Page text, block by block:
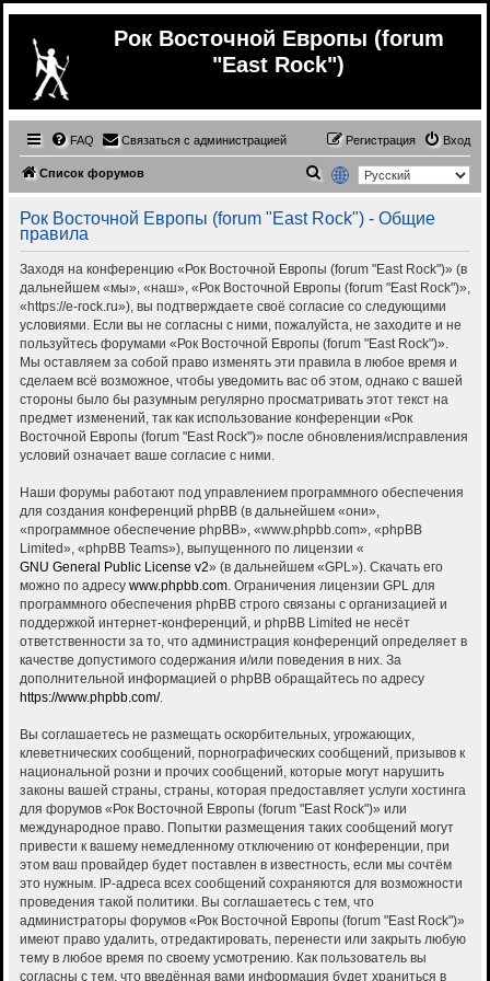
Рок Восточной Европы (forum
"East Rock")
FAQ Связаться с администрацией Вход
Регистрация
Список форумов
и
с
к
Рок Восточной Европы (forum "East Rock") - Общие
правила
Заходя на конференцию «Рок Восточной Европы (forum "East Rock")» (в
дальнейшем «мы», «наш», «Рок Восточной Европы (forum "East Rock")»,
«https://e-rock.ru»), вы подтверждаете своё согласие со следующими
условиями. Если вы не согласны с ними, пожалуйста, не заходите и не
пользуйтесь форумами «Рок Восточной Европы (forum "East Rock")».
Мы оставляем за собой право изменять эти правила в любое время и
сделаем всё возможное, чтобы уведомить вас об этом, однако с вашей
стороны было бы разумным регулярно просматривать этот текст на
предмет изменений, так как использование конференции «Рок
Восточной Европы (forum "East Rock")» после обновления/исправления
условий означает ваше согласие с ними.
Наши форумы работают под управлением программного обеспечения
для создания конференций phpBB (в дальнейшем «они»,
«программное обеспечение phpBB», «www.phpbb.com», «phpBB
Limited», «phpBB Teams»), выпущенного по лицензии «
GNU General Public License v2» (в дальнейшем «GPL»). Скачать его
можно по адресу www.phpbb.com. Ограничения лицензии GPL для
программного обеспечения phpBB строго связаны с организацией и
поддержкой интернет-конференций, и phpBB Limited не несёт
ответственности за то, что администрация конференций определяет в
качестве допустимого содержания и/или поведения в них. За
дополнительной информацией о phpBB обращайтесь по адресу
https://www.phpbb.com/.
Вы соглашаетесь не размещать оскорбительных, угрожающих,
клеветнических сообщений, порнографических сообщений, призывов к
национальной розни и прочих сообщений, которые могут нарушить
законы вашей страны, страны, которая предоставляет услуги хостинга
для форумов «Рок Восточной Европы (forum "East Rock")» или
международное право. Попытки размещения таких сообщений могут
привести к вашему немедленному отключению от конференции, при
этом ваш провайдер будет поставлен в известность, если мы сочтём
это нужным. IP-адреса всех сообщений сохраняются для возможности
проведения такой политики. Вы соглашаетесь с тем, что
администраторы форумов «Рок Восточной Европы (forum "East Rock")»
имеют право удалить, отредактировать, перенести или закрыть любую
тему в любое время по своему усмотрению. Как пользователь вы
согласны с тем, что введённая вами информация будет храниться в